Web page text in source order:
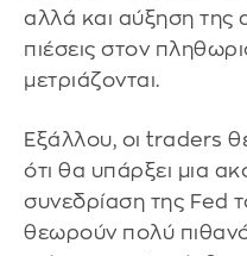
αλλά και αύξηση της
πιέσεις στον
μετριάζονται.
​Εξάλλου, οι traders
ότι θα υπάρξει μια
συνεδρίαση της Fed
θεωρούν πολύ πιθανό